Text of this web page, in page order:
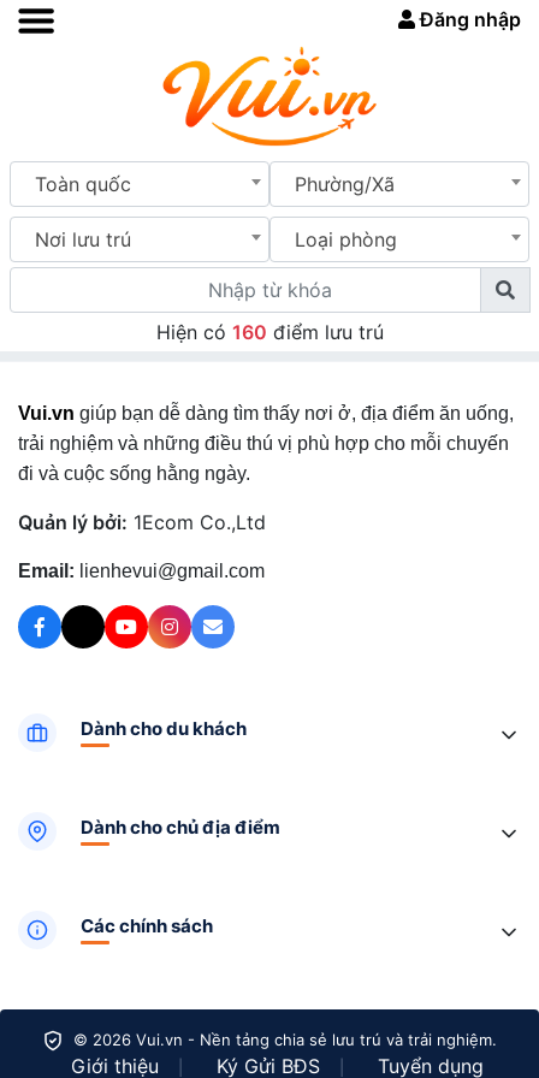
Đăng nhập
Toàn quốc Phường/Xã
Nơi lưu trú Loại phòng
Hiện có 160 điểm lưu trú
Vui.vn giúp bạn dễ dàng tìm thấy nơi ở, địa điểm ăn uống,
trải nghiệm và những điều thú vị phù hợp cho mỗi chuyến
đi và cuộc sống hằng ngày.
Quản lý bởi: 1Ecom Co.,Ltd
Email: lienhevui@gmail.com
Dành cho du khách
Dành cho chủ địa điểm
Các chính sách
© 2026 Vui.vn - Nền tảng chia sẻ lưu trú và trải nghiệm.
Giới thiệu Ký Gửi BĐS Tuyển dụng